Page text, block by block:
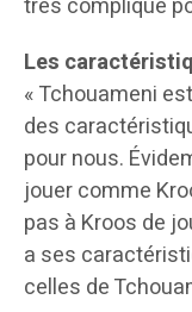
Les
« Tchouameni
des
pour nous.
jouer comme
pas à Kroos de
a ses
celles de